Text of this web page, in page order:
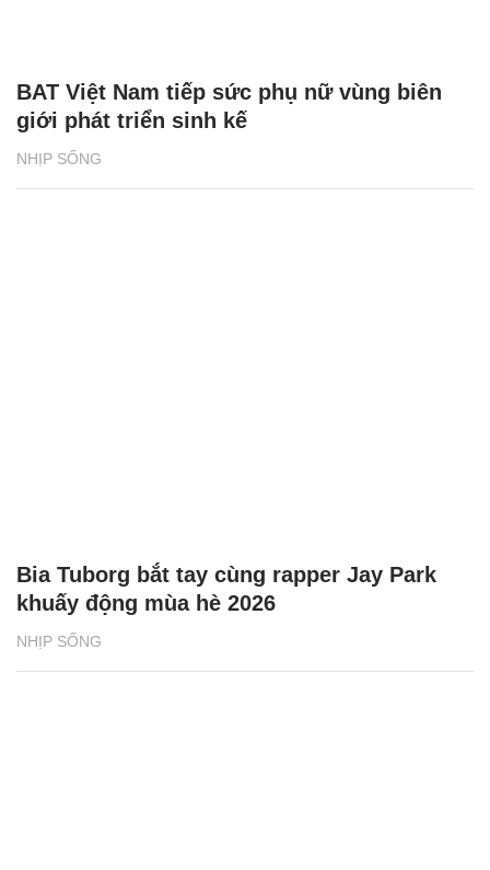
NHỊP SỐNG
BAT Việt Nam tiếp sức phụ nữ vùng biên
giới phát triển sinh kế
NHỊP SỐNG
Bia Tuborg bắt tay cùng rapper Jay Park
khuấy động mùa hè 2026